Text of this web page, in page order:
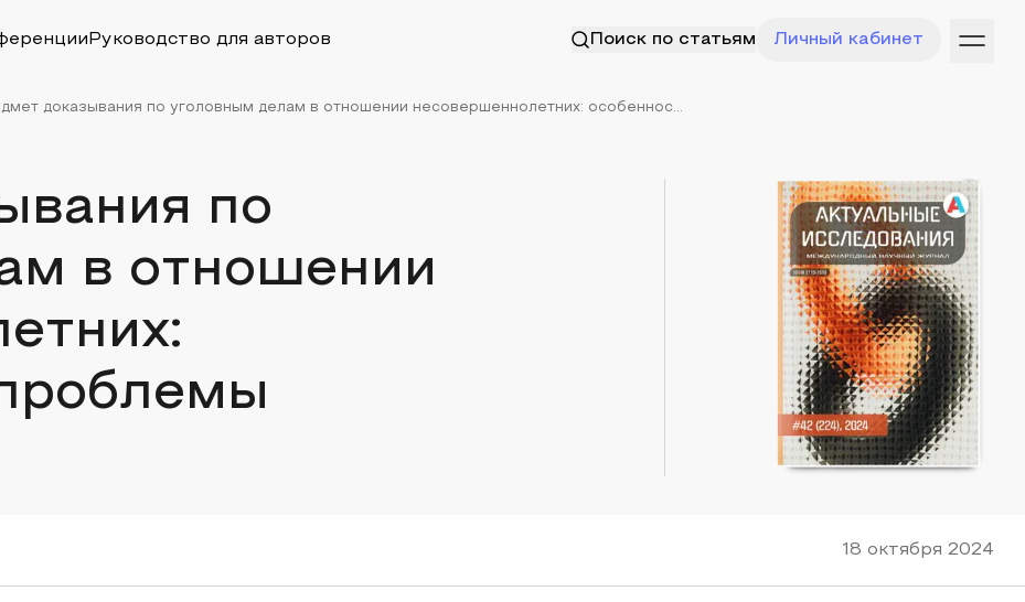
Руководство для авторов Поиск по статьям Личный кабинет
доказывания по уголовным делам в отношении несовершеннолетних: особеннос...
по
в отношении
18 октября 2024